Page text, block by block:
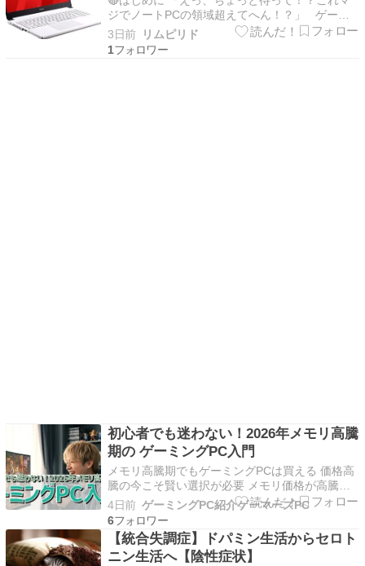
動画編集も余裕で可能・ハイスペック大
人気おすすめモデル【マウスコンピュー
ター】
ジでノートPCの領域超えてへん！？」 ゲーマ
ーの皆、PC選びで悩んでへん？ 「デスクトッ
プは場所取るしなぁ…」 「でもノートPCやと性
能低くて最新ゲーム動かへんのちゃう？」 なー
3日前
リムピリド
1
初心者でも迷わない！2026年メモリ高騰
期の ゲーミングPC入門
メモリ高騰期でもゲーミングPCは買える 価格高
騰の今こそ賢い選択が必要 メモリ価格が高騰し
ている現在でも、ゲーミングPCを手に入れるこ
とは十分に可能です。 むしろこの時期だからこ
そ、パーツ選びの優先順位を明確にして、本当に
必要な性能を見極める力が求められています。
私自身、これま…
4日前 ゲーミングPC紹介ゲーマーズPC
6
【統合失調症】ドパミン生活からセロト
ニン生活へ【陰性症状】